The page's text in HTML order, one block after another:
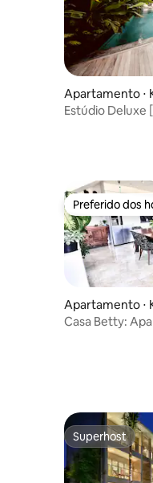
Apartamento ⋅
wi
Estúdio Deluxe
Preferido dos
Preferido dos
Apartamento ⋅
pasar Barat
Casa Betty: Apartamento privado de 2
Superhost
Superhost